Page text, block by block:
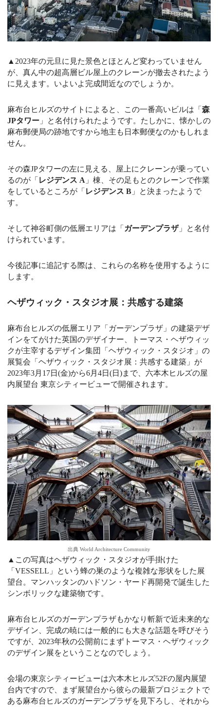
▲2023年の元旦に見た景色とほとんど変わっていません
が、真ん中の超高層ビル屋上のクレーンが撤去されたよう
に見えます。いよいよ完成間近なのでしょうか。
麻布台ヒルズのサイトによると、この一番高いビルは「 森
JPタワー 」と名付けられたようです。たしかに、懐かしの
麻布郵便局の跡地ですから地主も日本郵便なのかもしれま
せん。
その森JPタワーの左に見える、屋上にクレーンが乗ってい
るのが「 レジデンス A 」棟、その足もとのクレーンで作業
をしているところが「 レジデンス B 」と決まったようで
す。
そして神谷町側の低層エリアは「 ガーデンプラザ」と名付
けられています。
今後記事に追記する際は、これらの名称を使用するように
します。
ヘザウィック・スタジオ展：共感する建築
麻布台ヒルズの低層エリア「ガーデンプラザ」の建築デザ
インをてがけた英国のデザイナー、トーマス・ヘザウィッ
クが主宰するデザイン集団「ヘザウィック・スタジオ」の
展覧会「ヘザウィック・スタジオ展：共感する建築」が
2023年3月17日(金)から6月4日(日)まで、六本木ヒルズの屋
内展望台 東京シティービューで開催されます。
出典 World Architecture Community
▲この写真はヘザウィック・スタジオが手掛けた
「VESSELL」という蜂の巣のような複雑な形状をした展
望台。マンハッタンのハドソン・ヤード再開発で誕生した
シンボリックな建築物です。
麻布台ヒルズのガーデンプラザもかなり斬新で近未来的な
デザイン、完成の暁には一般的にも大きな話題を呼びそう
ですが、2023年秋の公開前にまずトーマス・ヘザウィック
のデザイン展をということなのでしょう。
会場の東京シティービューは六本木ヒルズ52Fの屋内展望
台内ですので、まず展望台から彼らの最新プロジェクトで
ある麻布台ヒルズのガーデンプラザを見下ろし、それから